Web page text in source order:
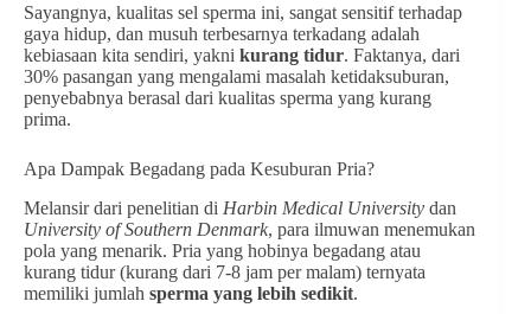
Sayangnya, kualitas sel sperma ini, sangat sensitif terhadap
gaya hidup, dan musuh terbesarnya terkadang adalah
kebiasaan kita sendiri, yakni kurang tidur. Faktanya, dari
30% pasangan yang mengalami masalah ketidaksuburan,
penyebabnya berasal dari kualitas sperma yang kurang
prima.
Apa Dampak Begadang pada Kesuburan Pria?
Melansir dari penelitian di Harbin Medical University dan
University of Southern Denmark, para ilmuwan menemukan
pola yang menarik. Pria yang hobinya begadang atau
kurang tidur (kurang dari 7-8 jam per malam) ternyata
memiliki jumlah sperma yang lebih sedikit.